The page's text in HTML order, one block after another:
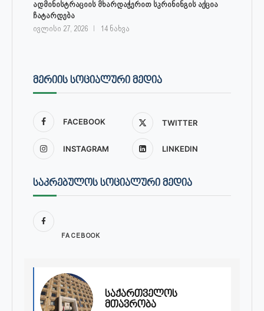
ადმინისტრაციის მხარდაჭერით სკრინინგის აქცია
ჩატარდება
ივლისი 27, 2026 14 ნახვა
ᲛᲔᲠᲘᲘᲡ ᲡᲝᲪᲘᲐᲚᲣᲠᲘ ᲛᲔᲓᲘᲐ
FACEBOOK TWITTER
INSTAGRAM LINKEDIN
ᲡᲐᲙᲠᲔᲑᲣᲚᲝᲡ ᲡᲝᲪᲘᲐᲚᲣᲠᲘ ᲛᲔᲓᲘᲐ
FACEBOOK
საქართველოს
მთავრობა